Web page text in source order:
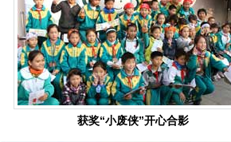
获奖“小废侠”开心合影